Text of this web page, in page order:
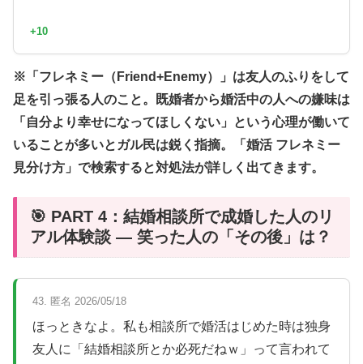
+10
※「フレネミー（Friend+Enemy）」は友人のふりをして
足を引っ張る人のこと。既婚者から婚活中の人への嫌味は
「自分より幸せになってほしくない」という心理が働いて
いることが多いとガル民は鋭く指摘。「婚活 フレネミー
見分け方」で検索すると対処法が詳しく出てきます。
🎯 PART 4：結婚相談所で成婚した人のリ
アル体験談 — 笑った人の「その後」は？
43. 匿名 2026/05/18
ほっときなよ。私も相談所で婚活はじめた時は独身
友人に「結婚相談所とか必死だねｗ」って言われて